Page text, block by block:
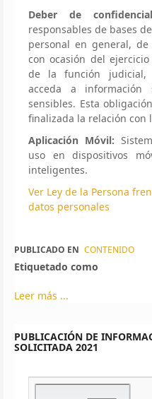
Deber de
responsables de bases
personal en general,
con ocasión del
de la función judicial,
acceda a información
sensibles. Esta
finalizada la relación con
Aplicación Móvil:
uso en dispositivos
inteligentes.
Ver Ley de la Persona
datos personales
PUBLICADO EN CONTENIDO
Etiquetado como
Leer más ...
PUBLICACIÓN DE
SOLICITADA 2021